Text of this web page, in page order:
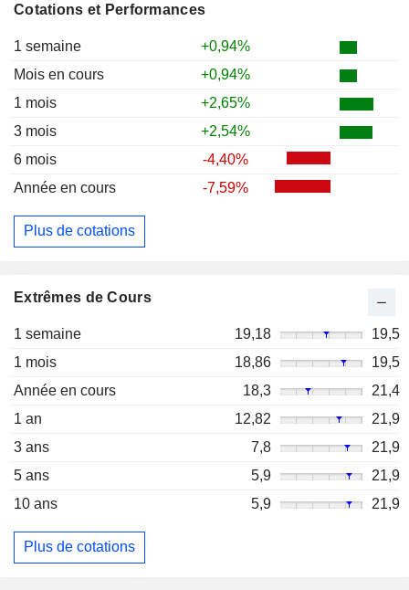
Cotations et Performances
1 semaine
+0,94%
Mois en cours
+0,94%
1 mois
+2,65%
3 mois
+2,54%
6 mois
-4,40%
Année en cours
-7,59%
Plus de cotations
Extrêmes de Cours
1 semaine 19,18
19,5
1 mois
18,86
19,5
Année en cours
18,3
21,4
1 an
12,82
21,9
3 ans
7,8
21,9
5 ans
5,9
21,9
10 ans
5,9 21,9
Plus de cotations